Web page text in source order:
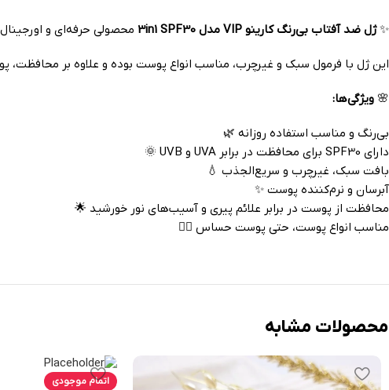
✨ژل ضد آفتاب بی‌رنگ کارینو VIP مدل 3in1 SPF30 محصولی حرفه‌ای و اورجینال
این ژل با فرمول سبک و غیرچرب، مناسب انواع پوست بوده و علاوه بر محافظت،
🌸 ویژگی‌ها:
بی‌رنگ و مناسب استفاده روزانه 🌿
دارای SPF30 برای محافظت در برابر UVA و UVB 🌞
بافت سبک، غیرچرب و سریع‌الجذب 💧
آبرسان و نرم‌کننده پوست ✨
محافظت از پوست در برابر علائم پیری و آسیب‌های نور خورشید 🌟
مناسب انواع پوست، حتی پوست حساس 💆‍♀️
محصولات مشابه
اتمام موجودی